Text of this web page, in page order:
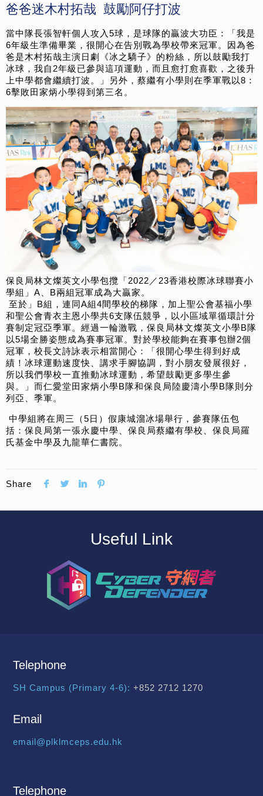
爸爸迷木村拓哉 鼓勵阿仔打波
當中隊長張智軒個人攻入5球， 是球隊的贏波大功臣：「我是
6年級生準備畢業， 很開心在告別戰為學校帶來冠軍。因為爸
爸是木村拓哉主演日劇《冰之驕子》 的粉絲，所以鼓勵我打
冰球，我自2年級已參與這項運動， 而且愈打愈喜歡，之後升
上中學都會繼續打波。」另外， 蔡繼有小學則在季軍戰以8：
6擊敗田家炳小學得到第三名。
保良局林文燦英文小學包攬「2022／23香港校際冰球聯賽小
學組」A、B兩組冠軍成為大贏家。
至於」B組，連同A組4間學校的梯隊，加上聖公會基福小學
和聖公會青衣主恩小學共6支隊伍競爭，以小區域單循環計分
賽制定冠亞季軍。經過一輪激戰， 保良局林文燦英文小學B隊
以5場全勝姿態成為賽事冠軍。 對於學校能夠在賽事包辦2個
冠軍，校長文詩詠表示相當開心：「很開心學生得到好成
績！冰球運動速度快、講求手腳協調， 對小朋友發展很好，
所以我們學校一直推動冰球運動， 希望鼓勵更多學生參
與。」而仁愛堂田家炳小學B隊和保良局陸慶濤小學B隊則分
列亞、季軍。
中學組將在周三（5日）假康城溜冰場舉行，參賽隊伍包
括：保良局第一張永慶中學、 保良局蔡繼有學校、保良局羅
氏基金中學及九龍華仁書院。
Share
Useful Link
Telephone
SH Campus (Primary 4-6): +852 2712 1270
Email
email@plklmceps.edu.hk
Telephone